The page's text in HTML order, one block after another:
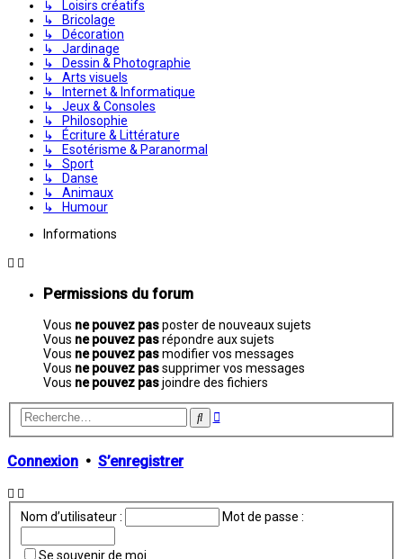
↳ Loisirs créatifs
↳ Bricolage
↳ Décoration
↳ Jardinage
↳ Dessin & Photographie
↳ Arts visuels
↳ Internet & Informatique
↳ Jeux & Consoles
↳ Philosophie
↳ Écriture & Littérature
↳ Esotérisme & Paranormal
↳ Sport
↳ Danse
↳ Animaux
↳ Humour
Informations
Permissions du forum
Vous ne pouvez pasposter de nouveaux sujets
Vous ne pouvez pasrépondre aux sujets
Vous ne pouvez pasmodifier vos messages
Vous ne pouvez passupprimer vos messages
Vous ne pouvez pasjoindre des fichiers
Rechercher
Recherche
Connexion • S’enregistrer
Nom d’utilisateur : Mot de passe :
Se souvenir de moi